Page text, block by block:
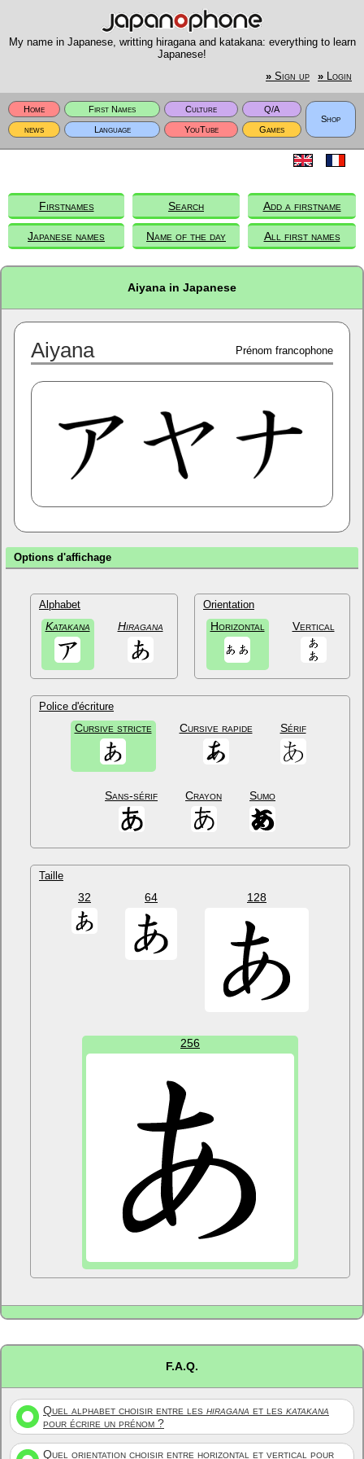
My name in Japanese, writting hiragana and katakana: everything to learn
Japanese!
» Sign up » Login
Home First Names Culture
Q/A
Shop
news
Language YouTube Games
Firstnames Search Add a firstname
Japanese names Name of the day All first names
Aiyana in Japanese
Aiyana Prénom francophone
Options d'affichage
Alphabet
Katakana Hiragana
Orientation
Horizontal Vertical
Police d'écriture
Cursive stricte Cursive rapide Sérif
Sans-sérif Crayon Sumo
Taille
32 64 128
256
F.A.Q.
Quel alphabet choisir entre les hiragana et les katakana
pour écrire un prénom ?
Quel orientation choisir entre horizontal et vertical pour